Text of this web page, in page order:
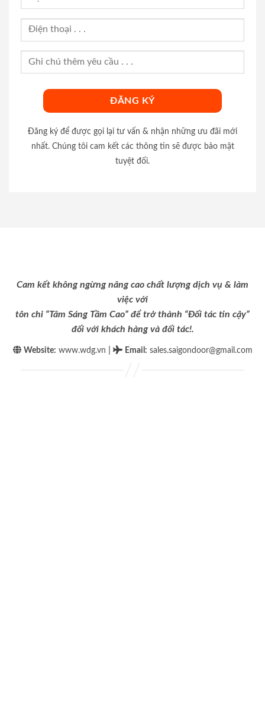
Đăng ký để được gọi lại tư vấn & nhận những ưu đãi mới
nhất. Chúng tôi cam kết các thông tin sẽ được bảo mật
tuyệt đối.
Cam kết không ngừng nâng cao chất lượng dịch vụ & làm
việc với
tôn chỉ “Tâm Sáng Tầm Cao” để trở thành “Đối tác tin cậy”
đối với khách hàng và đối tác!.
Website: www.wdg.vn Email : sales.saigondoor@gmail.com